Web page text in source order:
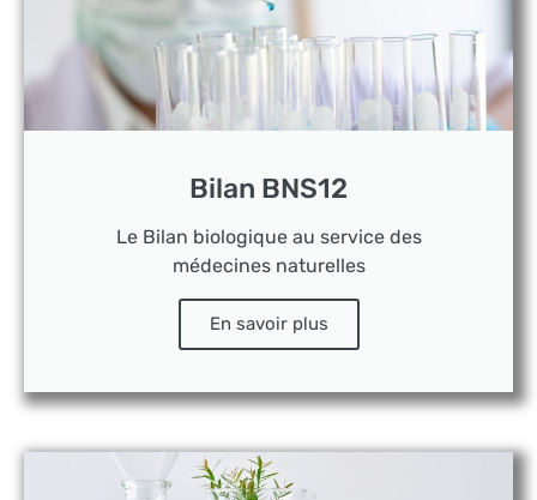
Bilan BNS12
Le Bilan biologique au service des
médecines naturelles
En savoir plus